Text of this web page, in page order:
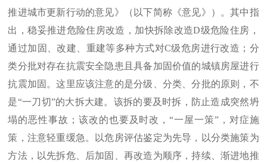
推进城市更新行动的意见》（以下简称《意见》）。其中指
出，稳妥推进危险住房改造，加快拆除改造D级危险住房，
通过加固、改建、重建等多种方式对C级危房进行改造；分
类分批对存在抗震安全隐患且具备加固价值的城镇房屋进行
抗震加固。这里应该注意的是分级、分类、分批的原则，不
是“一刀切”的大拆大建。该拆的要及时拆，防止造成突然坍
塌的恶性事故；该改的也要及时改，“一屋一策”，对症施
策，注意轻重缓急。以危房评估鉴定为先导，以分类施策为
方法，以先拆危、后加固、再改造为顺序，持续、渐进地推